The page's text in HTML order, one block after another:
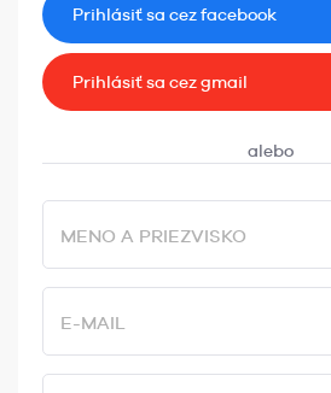
Prihlásiť sa cez facebook
Prihlásiť sa cez gmail
MENO A PRIEZVISKO
E-MAIL